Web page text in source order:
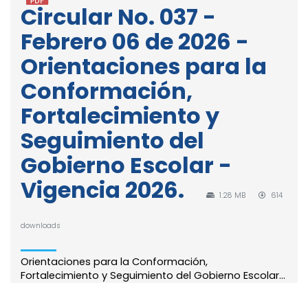
Circular No. 037 -
Febrero 06 de 2026 -
Orientaciones para la
Conformación,
Fortalecimiento y
Seguimiento del
Gobierno Escolar -
Vigencia 2026.
1.28 MB 614
downloads
Orientaciones para la Conformación,
Fortalecimiento y Seguimiento del Gobierno Escolar...